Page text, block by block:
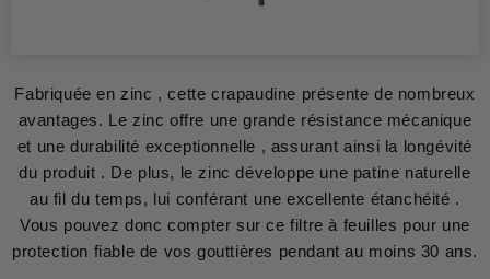
Fabriquée en zinc , cette crapaudine présente de nombreux
avantages. Le zinc offre une grande résistance mécanique
et une durabilité exceptionnelle , assurant ainsi la longévité
du produit . De plus, le zinc développe une patine naturelle
au fil du temps, lui conférant une excellente étanchéité .
Vous pouvez donc compter sur ce filtre à feuilles pour une
protection fiable de vos gouttières pendant au moins 30 ans.